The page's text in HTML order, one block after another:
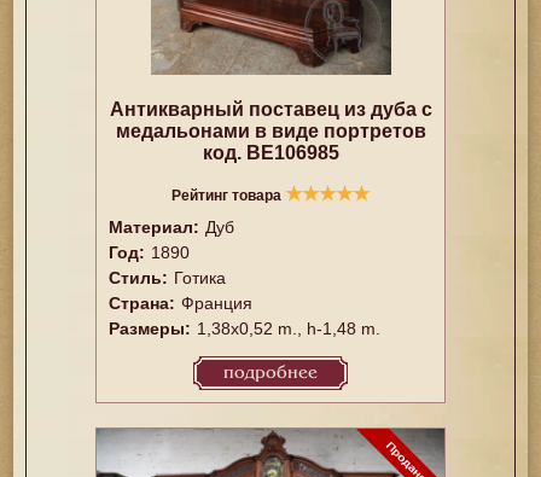
Антикварный поставец из дуба с
медальонами в виде портретов
код. BE106985
Рейтинг товара ★★★★★
Материал: Дуб
Год: 1890
Стиль: Готика
Страна: Франция
Размеры: 1,38x0,52 m., h-1,48 m.
подробнее